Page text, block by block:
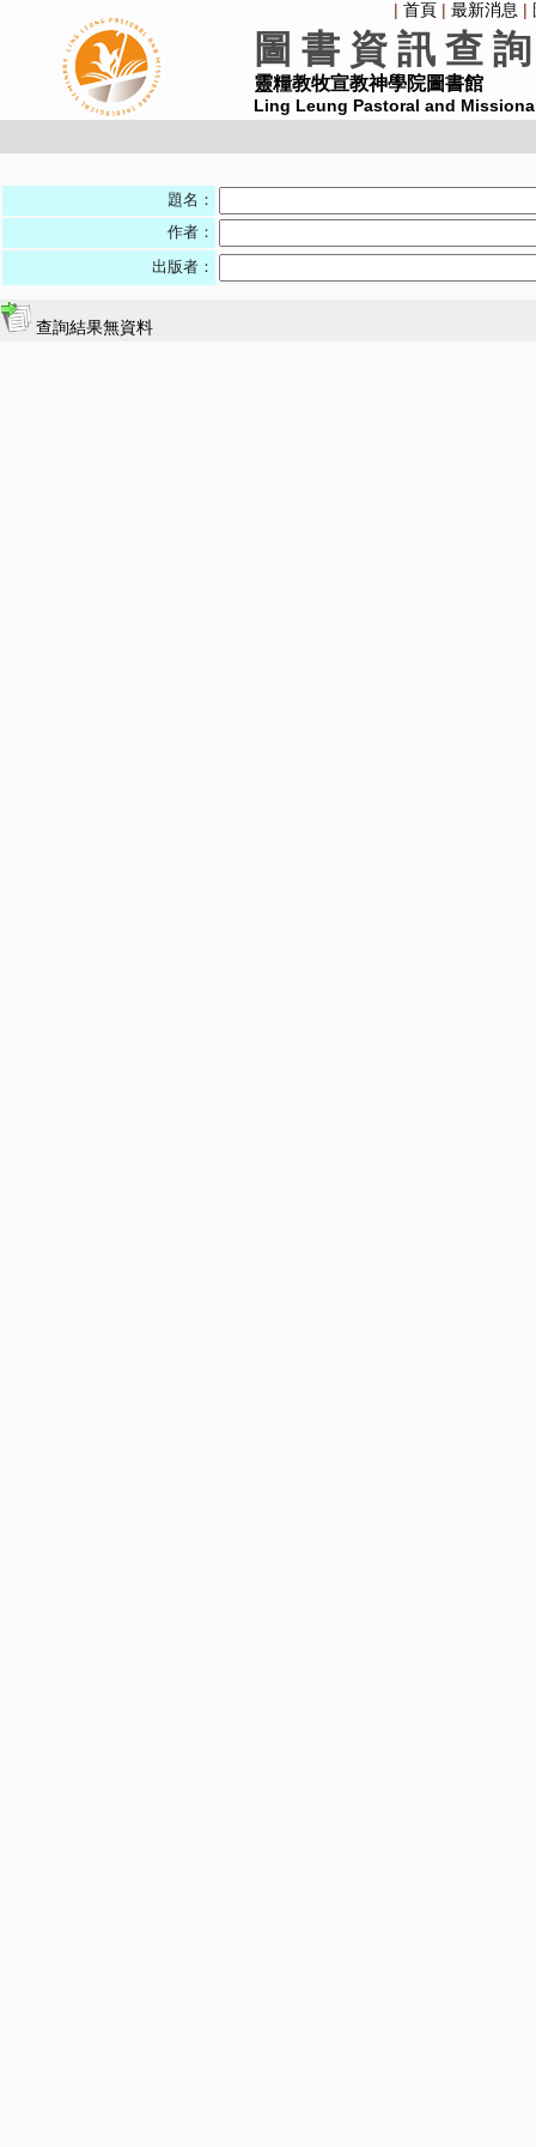
| 首頁 | 最新消息 |
圖 書 資 訊 查
靈糧教牧宣教神學院圖書館
Ling Leung Pastoral and
題名：
作者：
出版者：
查詢結果無資料